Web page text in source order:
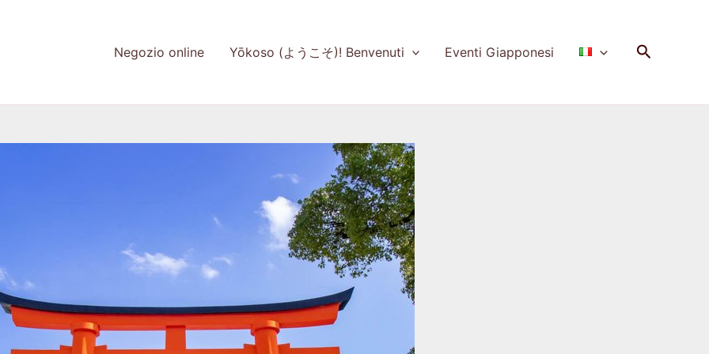
Negozio online Yōkoso (ようこそ)! Benvenuti Eventi Giapponesi Cerca